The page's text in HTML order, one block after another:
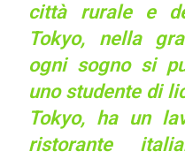
città rurale e
Tokyo, nella
ogni sogno si
uno studente di
Tokyo, ha un
ristorante